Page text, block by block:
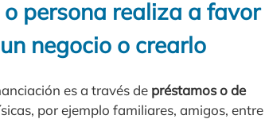
persona realiza a favor
negocio o crearlo
es a través de préstamos o de
por ejemplo familiares, amigos, entre